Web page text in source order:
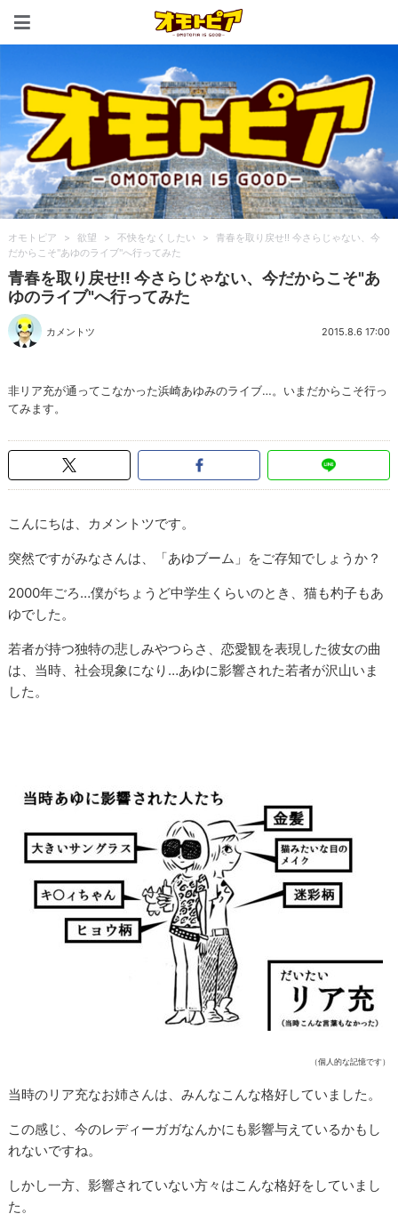
オモトピア > 欲望 > 不快をなくしたい >
青春を取り戻せ!! 今さらじゃない、今
だからこそ"あゆのライブ"へ行ってみた
青春を取り戻せ!! 今さらじゃない、今だからこそ"あ
ゆのライブ"へ行ってみた
カメントツ 2015.8.6 17:00
非リア充が通ってこなかった浜崎あゆみのライブ…。いまだからこそ行っ
てみます。
こんにちは、カメントツです。
突然ですがみなさんは、「あゆブーム」をご存知でしょうか？
2000年ごろ…僕がちょうど中学生くらいのとき、猫も杓子もあ
ゆでした。
若者が持つ独特の悲しみやつらさ、恋愛観を表現した彼女の曲
は、当時、社会現象になり…あゆに影響された若者が沢山いま
した。
（個人的な記憶です）
当時のリア充なお姉さんは、みんなこんな格好していました。
この感じ、今のレディーガガなんかにも影響与えているかもし
れないですね。
しかし一方、影響されていない方々はこんな格好をしていまし
た。